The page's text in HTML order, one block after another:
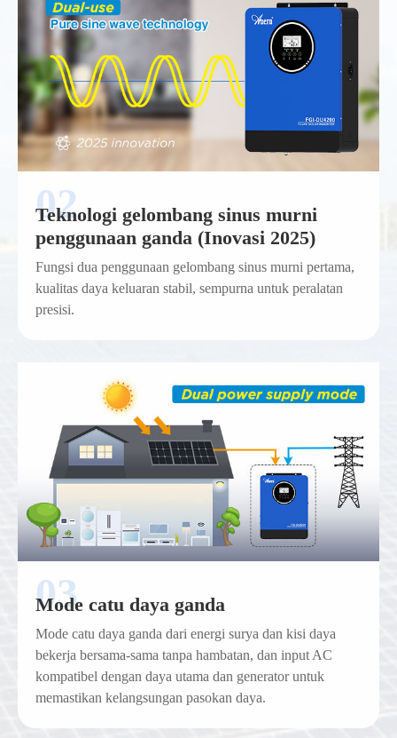
Teknologi gelombang sinus murni
penggunaan ganda (Inovasi 2025)
Fungsi dua penggunaan gelombang sinus murni pertama,
kualitas daya keluaran stabil, sempurna untuk peralatan
presisi.
Mode catu daya ganda
Mode catu daya ganda dari energi surya dan kisi daya
bekerja bersama-sama tanpa hambatan, dan input AC
kompatibel dengan daya utama dan generator untuk
memastikan kelangsungan pasokan daya.